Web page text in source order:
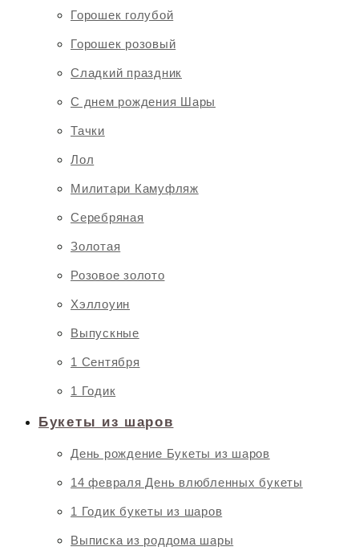
Горошек голубой
Горошек розовый
Сладкий праздник
С днем рождения Шары
Тачки
Лол
Милитари Камуфляж
Серебряная
Золотая
Розовое золото
Хэллоуин
Выпускные
1 Сентября
1 Годик
Букеты из шаров
День рождение Букеты из шаров
14 февраля День влюбленных букеты
1 Годик букеты из шаров
Выписка из роддома шары